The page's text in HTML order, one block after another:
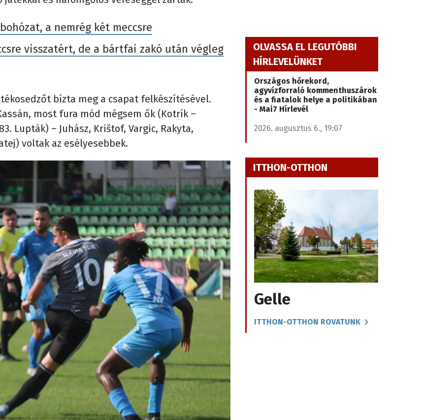
a nemrég két meccsre
visszatért, de a bártfai zakó után végleg
bízta meg a csapat felkészítésével.
most fura mód mégsem ők (Kotrík –
Lupták) – Juhász, Krištof, Vargic, Rakyta,
voltak az esélyesebbek.
OLVASSA EL LEGUTÓBBI
HÍRLEVELÜNKET
Országos hőrekord,
agyvízforraló kommenthuszárok
és a fiatalok helye a politikában
- Mai7 Hírlevél
2026. augusztus 6., 19:07
ITTHON-OTTHON
Gelle
ITTHON-OTTHON ROVATUNK